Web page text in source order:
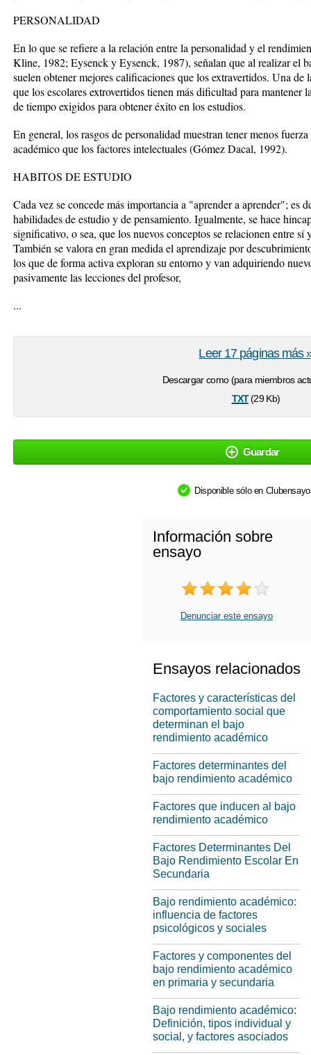
PERSONALIDAD
En lo que se refiere a la relación entre la personalidad y el
Kline, 1982; Eysenck y Eysenck, 1987), señalan que al realizar el
suelen obtener mejores calificaciones que los extravertidos. Una de
que los escolares extrovertidos tienen más dificultad para mantener
de tiempo exigidos para obtener éxito en los estudios.
En general, los rasgos de personalidad muestran tener menos
académico que los factores intelectuales (Gómez Dacal, 1992).
HABITOS DE ESTUDIO
Cada vez se concede más importancia a "aprender a aprender"; es
habilidades de estudio y de pensamiento. Igualmente, se hace
significativo, o sea, que los nuevos conceptos se relacionen entre sí
También se valora en gran medida el aprendizaje por
los que de forma activa exploran su entorno y van adquiriendo
pasivamente las lecciones del profesor,
...
Descargar como (para miembros
txt(29 Kb)
Leer 17 páginas más
Guardar
Disponible sólo en
Información sobre
ensayo
Denunciar este ensayo
Ensayos relacionados
Factores y características del
comportamiento social que
determinan el bajo
rendimiento académico
Factores determinantes del
bajo rendimiento académico
Factores que inducen al bajo
rendimiento académico
Factores Determinantes Del
Bajo Rendimiento Escolar En
Secundaria
Bajo rendimiento académico:
influencia de factores
psicológicos y sociales
Factores y componentes del
bajo rendimiento académico
en primaria y secundaria
Bajo rendimiento académico:
Definición, tipos individual y
social, y factores asociados